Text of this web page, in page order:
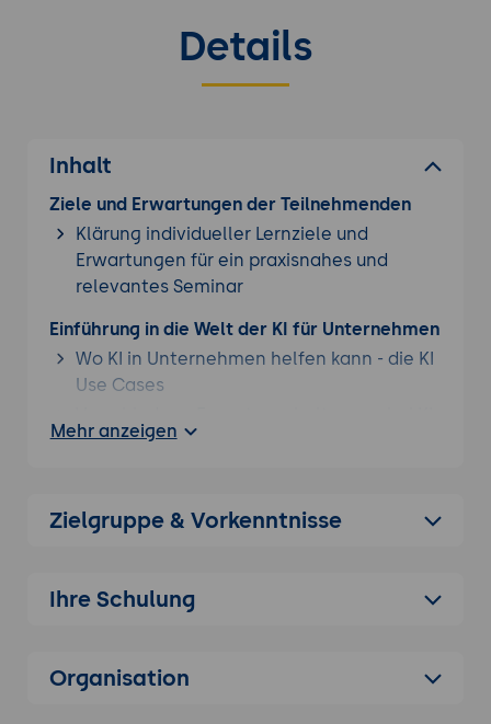
Details
Inhalt
Ziele und Erwartungen der Teilnehmenden
Klärung individueller Lernziele und
Erwartungen für ein praxisnahes und
relevantes Seminar
Einführung in die Welt der KI für Unternehmen
Wo KI in Unternehmen helfen kann - die KI
Use Cases
Chatbot 101 - Theorie & Praxis
Übersicht
Microsoft Copilot & Microsoft M365 Copilot
Copilot in Microsoft Enterprise Apps
Mehr anzeigen
Zielgruppe & Vorkenntnisse
Ihre Schulung
Organisation